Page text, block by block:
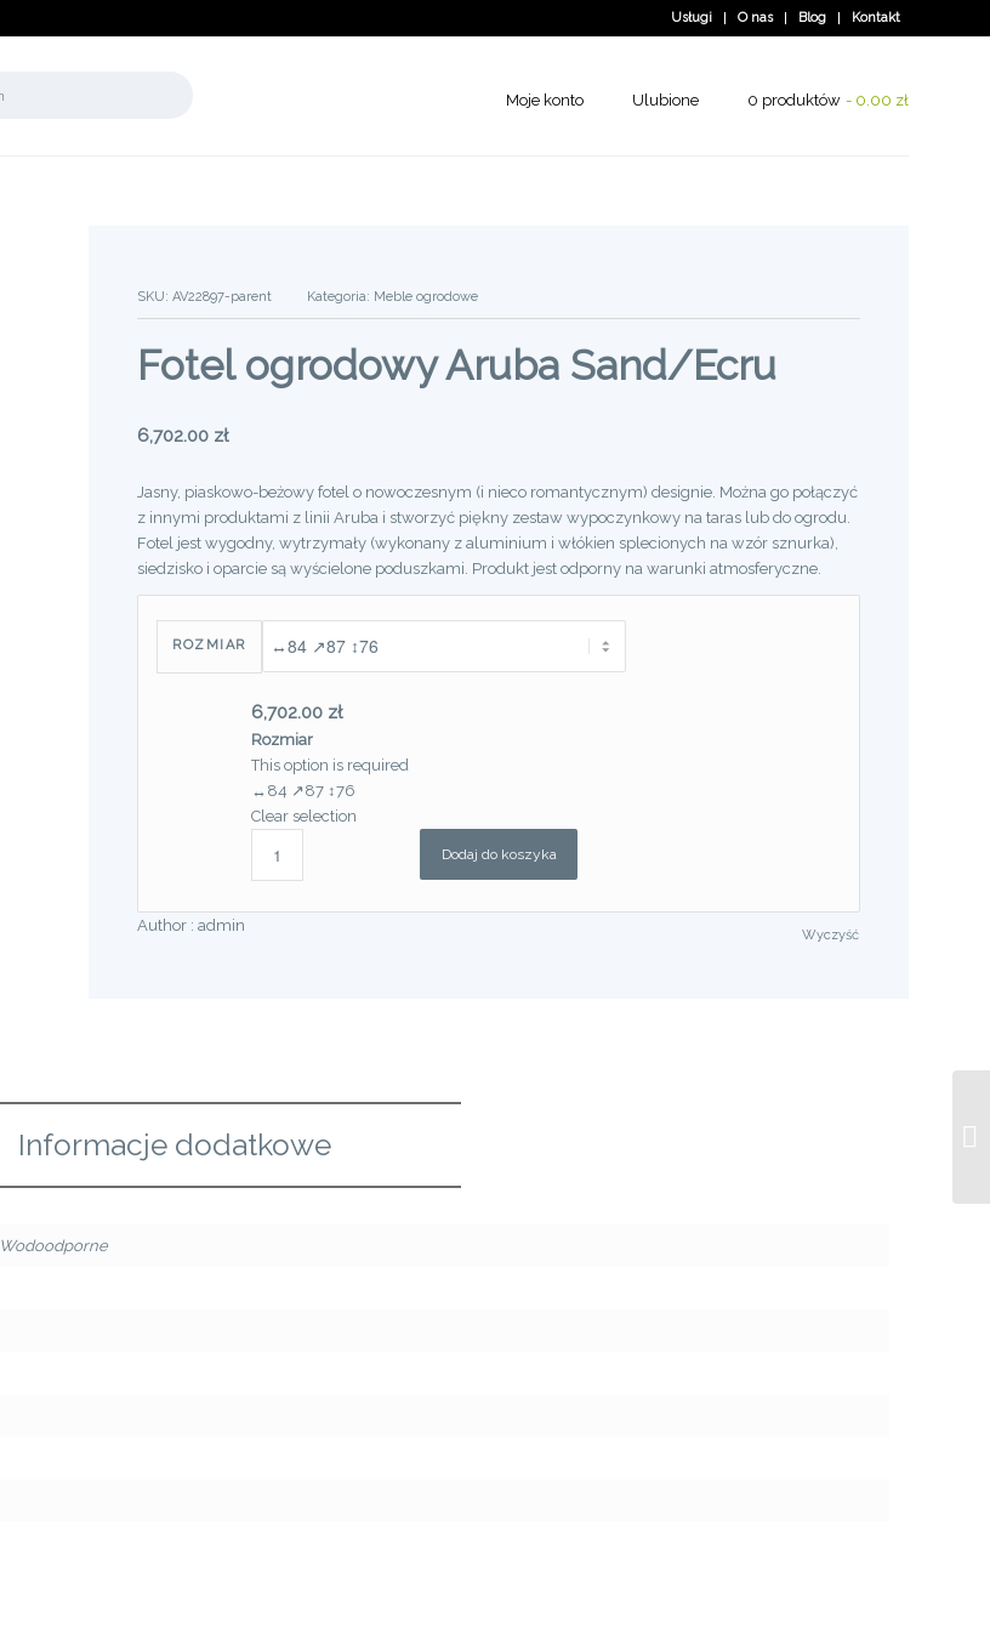
Usługi O nas Blog Kontakt
Moje konto Ulubione 0 produktów 0.00 zł
Fotel ogrodowy Aruba Sand/Ecru
6,702.00 zł
Author :admin
Jasny, piaskowo-beżowy fotel o nowoczesnym (i nieco romantycznym) designie. Można go połączyć
z innymi produktami z linii Aruba i stworzyć piękny zestaw wypoczynkowy na taras lub do ogrodu.
Fotel jest wygodny, wytrzymały (wykonany z aluminium i włókien splecionych na wzór sznurka),
siedzisko i oparcie są wyścielone poduszkami. Produkt jest odporny na warunki atmosferyczne.
ROZMIAR
Wyczyść
6,702.00 zł
Rozmiar
This option is required
↔84 ↗87 ↕76
Clear selection
Dodaj do koszyka
SKU:AV22897-parent Kategoria: Meble ogrodowe
Informacje dodatkowe
Wodoodporne